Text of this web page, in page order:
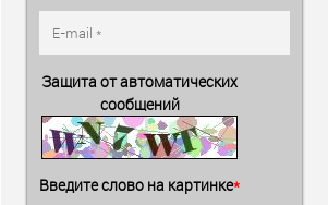
Защита от автоматических
сообщений
Введите слово на картинке*